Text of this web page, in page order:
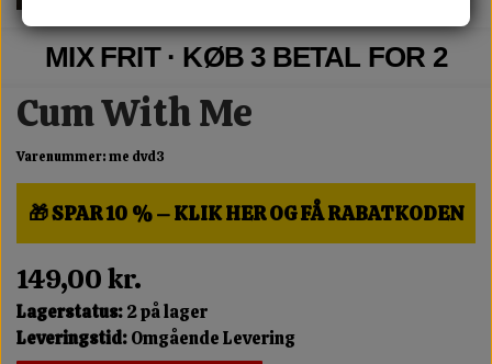
MIX FRIT · KØB 3 BETAL FOR 2
Cum With Me
Varenummer: me dvd3
🎁 SPAR 10 % – KLIK HER OG FÅ RABATKODEN
149,00 kr.
Lagerstatus:2 på lager
Leveringstid:Omgående Levering